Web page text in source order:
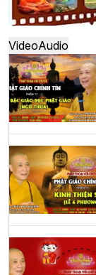
khóa sinh
thứ XIV tại chùa
Học yêu
tư của Khóa
hè tại chùa
HT.Thích Thọ
Trưởng BTS
VideoAudio